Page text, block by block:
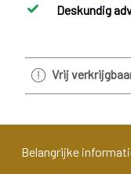
Deskundig
Vrij
Belangrijke